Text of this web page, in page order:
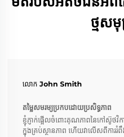
ថ្មសមុ
លោក John Smith
តម្លៃសមរម្យប្រកបដោយប្រសិទ្ធភាព
ខ្ញុំភ្ញាក់ផ្អើលចំពោះគុណភាពនៃកៅស៊ូថវិក
ក្នុងគ្រប់ស្ថានភាព ហើយវាលើសពីការរំ